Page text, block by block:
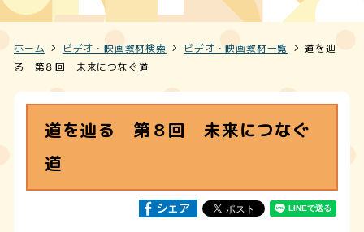
ホーム ビデオ・映画教材検索 ビデオ・映画教材一覧
道を辿
る 第８回 未来につなぐ道
道を辿る 第８回 未来につなぐ
道